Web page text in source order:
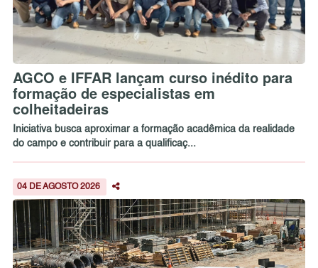
AGCO e IFFAR lançam curso inédito para
formação de especialistas em
colheitadeiras
Iniciativa busca aproximar a formação acadêmica da realidade
do campo e contribuir para a qualificaç...
04 DE AGOSTO 2026